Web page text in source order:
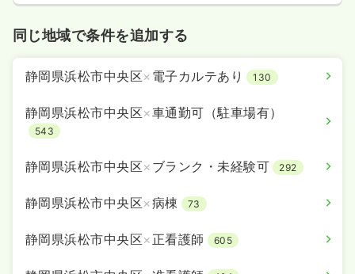
同じ地域で条件を追加する
静岡県浜松市中央区× 電子カルテあり 130
静岡県浜松市中央区×車通勤可（駐車場有）
543
静岡県浜松市中央区× ブランク・未経験可 292
静岡県浜松市中央区×病棟 73
静岡県浜松市中央区× 正看護師 605